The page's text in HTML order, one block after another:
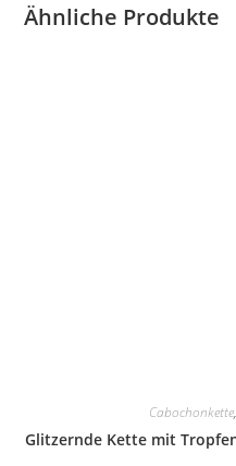
Ähnliche Produkte
Cabochonkette,
Glitzernde Kette mit